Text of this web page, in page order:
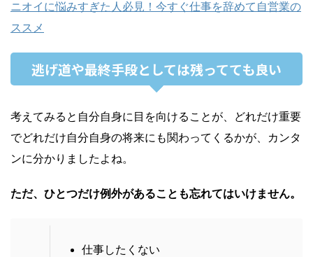
ニオイに悩みすぎた人必見！今すぐ仕事を辞めて自営業の
ススメ
逃げ道や最終手段としては残ってても良い
考えてみると自分自身に目を向けることが、どれだけ重要
でどれだけ自分自身の将来にも関わってくるかが、カンタ
ンに分かりましたよね。
ただ、ひとつだけ例外があることも忘れてはいけません。
仕事したくない